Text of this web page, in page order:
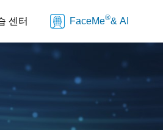
센터 FaceMe®& AI